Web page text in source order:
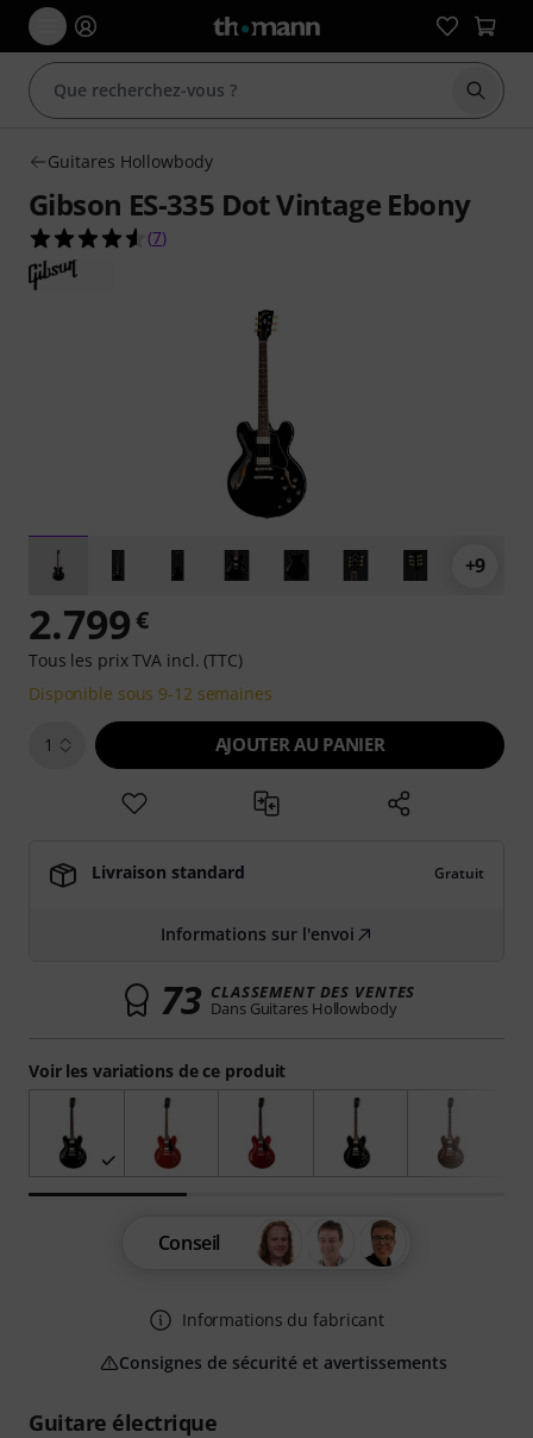
Guitares Hollowbody
Gibson ES-335 Dot Vintage Ebony
4.6 étoiles sur 5 d'après 7 évaluations clients
(7)
+9
Guitare électrique
Voir les variations de ce produit
2.799€
Tous les prix TVA incl. (TTC)
Disponible sous 9-12 semaines
1 AJOUTER AU PANIER
Livraison standard Gratuit
Informations sur l'envoi
73 CLASSEMENT DES VENTES
Dans Guitares Hollowbody
Conseil
Informations du fabricant
Consignes de sécurité et avertissements